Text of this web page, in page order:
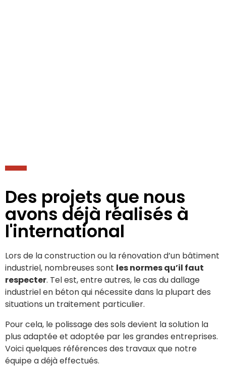
Des projets que nous
avons déjà réalisés à
l'international
Lors de la construction ou la rénovation d’un bâtiment
industriel, nombreuses sont les normes qu’il faut
respecter. Tel est, entre autres, le cas du dallage
industriel en béton qui nécessite dans la plupart des
situations un traitement particulier.
Pour cela, le polissage des sols devient la solution la
plus adaptée et adoptée par les grandes entreprises.
Voici quelques références des travaux que notre
équipe a déjà effectués.